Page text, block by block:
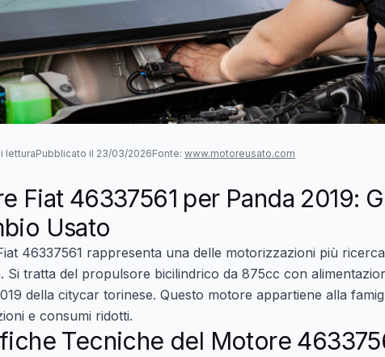
letturaPubblicato il 23/03/2026Fonte: www.motoreusato.com
Fiat 46337561 per Panda 2019:
Usato
46337561 rappresenta una delle motorizzazioni più
. Si tratta del propulsore bicilindrico da 875cc con
della citycar torinese. Questo motore appartiene alla
e consumi ridotti.
Tecniche del Motore